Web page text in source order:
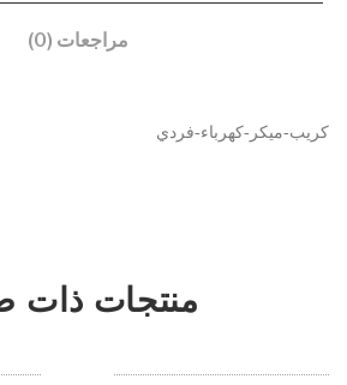
مراجعات (0)
كريب-ميكر-كهرباء-فردي
منتجات ذات